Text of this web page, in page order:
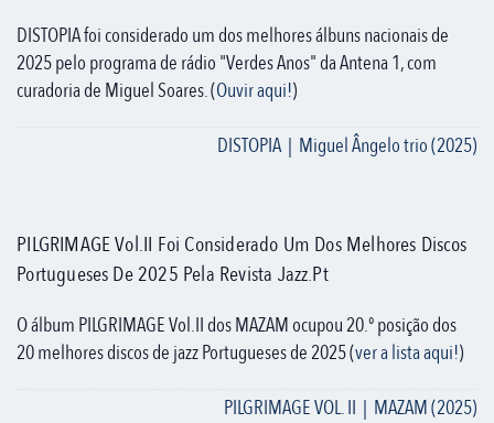
DISTOPIA foi considerado um dos melhores álbuns nacionais de
2025 pelo programa de rádio "Verdes Anos" da Antena 1, com
curadoria de Miguel Soares. (Ouvir aqui!)
DISTOPIA | Miguel Ângelo trio (2025)
PILGRIMAGE Vol.II Foi Considerado Um Dos Melhores Discos
Portugueses De 2025 Pela Revista Jazz.pt
O álbum PILGRIMAGE Vol.II dos MAZAM ocupou 20.º posição dos
20 melhores discos de jazz Portugueses de 2025 (ver a lista aqui!)
PILGRIMAGE VOL. II | MAZAM (2025)